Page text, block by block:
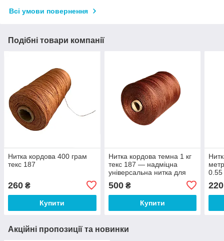
Всі умови повернення
Подібні товари компанії
Нитка кордова 400 грам
текс 187
260 ₴
Купити
Нитка кордова темна 1 кг
текс 187 — надміцна
універсальна нитка для
опломбування
500₴
Купити
0.55
220
Акційні пропозиції та новинки